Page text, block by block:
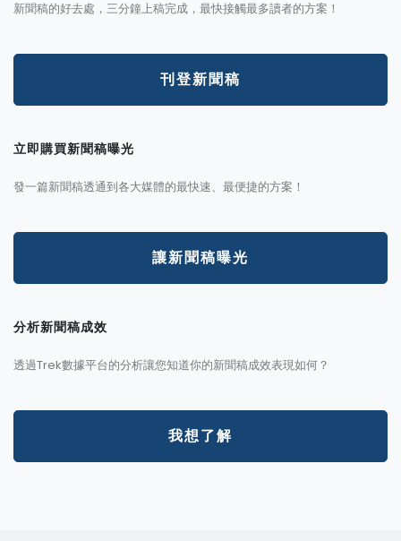
新聞稿的好去處，三分鐘上稿完成，最快接觸最多讀者的方案！
刊登新聞稿
立即購買新聞稿曝光
發一篇新聞稿透通到各大媒體的最快速、最便捷的方案！
讓新聞稿曝光
分析新聞稿成效
透過Trek數據平台的分析讓您知道你的新聞稿成效表現如何？
我想了解